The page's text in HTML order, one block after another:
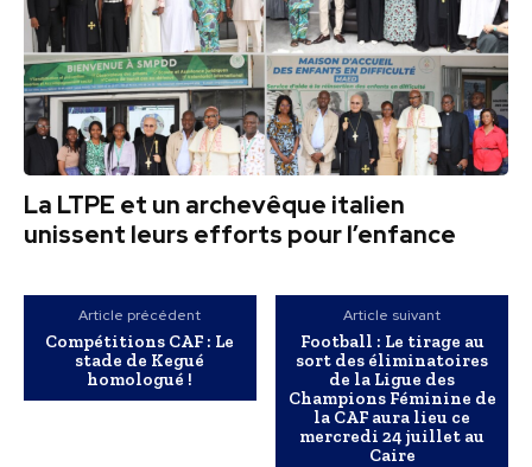
La LTPE et un archevêque italien
unissent leurs efforts pour l’enfance
Article précédent
Compétitions CAF : Le
stade de Kegué
homologué !
Article suivant
Football : Le tirage au
sort des éliminatoires
de la Ligue des
Champions Féminine de
la CAF aura lieu ce
mercredi 24 juillet au
Caire